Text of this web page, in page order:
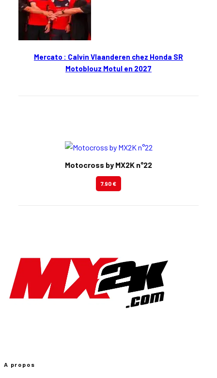
Mercato : Calvin Vlaanderen chez Honda SR
Motoblouz Motul en 2027
Motocross by MX2K n°22
7.90 €
A propos